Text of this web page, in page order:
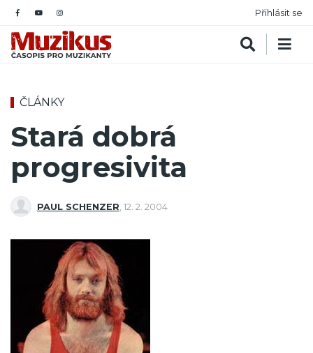
Přihlásit se
ČLÁNKY
Stará dobrá
progresivita
PAUL SCHENZER 12. 2. 2004